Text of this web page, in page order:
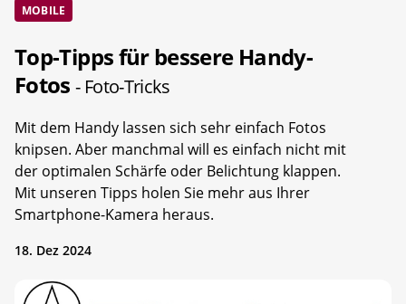
MOBILE
Top-Tipps für bessere Handy-
Fotos- Foto-Tricks
Mit dem Handy lassen sich sehr einfach Fotos
knipsen. Aber manchmal will es einfach nicht mit
der optimalen Schärfe oder Belichtung klappen.
Mit unseren Tipps holen Sie mehr aus Ihrer
Smartphone-Kamera heraus.
18. Dez 2024